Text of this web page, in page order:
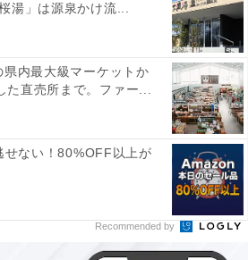
湯」は源泉かけ流...
県内最大級マーケットか
た直売所まで。ファー...
ない！80%OFF以上が
Recommended by